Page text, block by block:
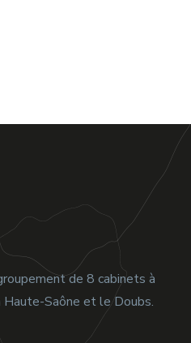
de 8 cabinets à
Saône et le Doubs.